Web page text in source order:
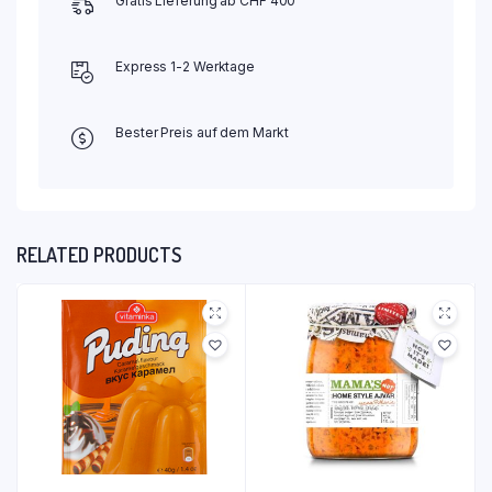
Express 1-2 Werktage
Bester Preis auf dem Markt
RELATED PRODUCTS